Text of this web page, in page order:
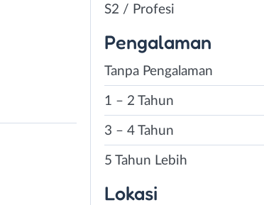
S2 / Profesi
Pengalaman
Tanpa Pengalaman
1 – 2 Tahun
3 – 4 Tahun
5 Tahun Lebih
Lokasi